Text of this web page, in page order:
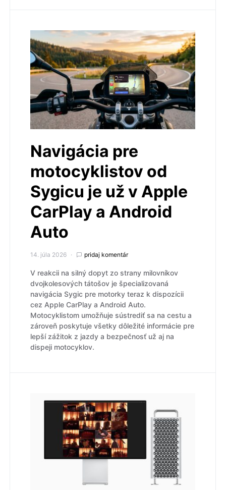
Navigácia pre
motocyklistov od
Sygicu je už v Apple
CarPlay a Android
Auto
14. júla 2026 pridaj komentár
V reakcii na silný dopyt zo strany milovníkov
dvojkolesových tátošov je špecializovaná
navigácia Sygic pre motorky teraz k dispozícii
cez Apple CarPlay a Android Auto.
Motocyklistom umožňuje sústrediť sa na cestu a
zároveň poskytuje všetky dôležité informácie pre
lepší zážitok z jazdy a bezpečnosť už aj na
dispeji motocyklov.